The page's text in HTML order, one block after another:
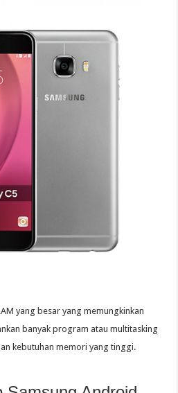
yang besar yang memungkinkan
banyak program atau multitasking
kebutuhan memori yang tinggi.